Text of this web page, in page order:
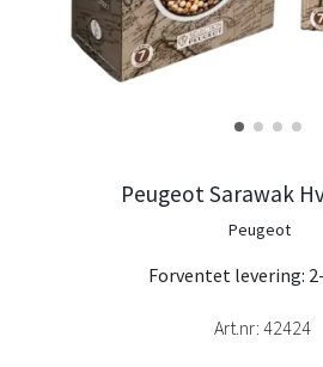
Peugeot Sarawak
Peugeot
Forventet levering:
Art.nr: 42424